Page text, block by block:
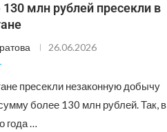
млн рублей пресекли в
26.06.2026
пресекли незаконную добычу
более 130 млн рублей. Так, в
года …